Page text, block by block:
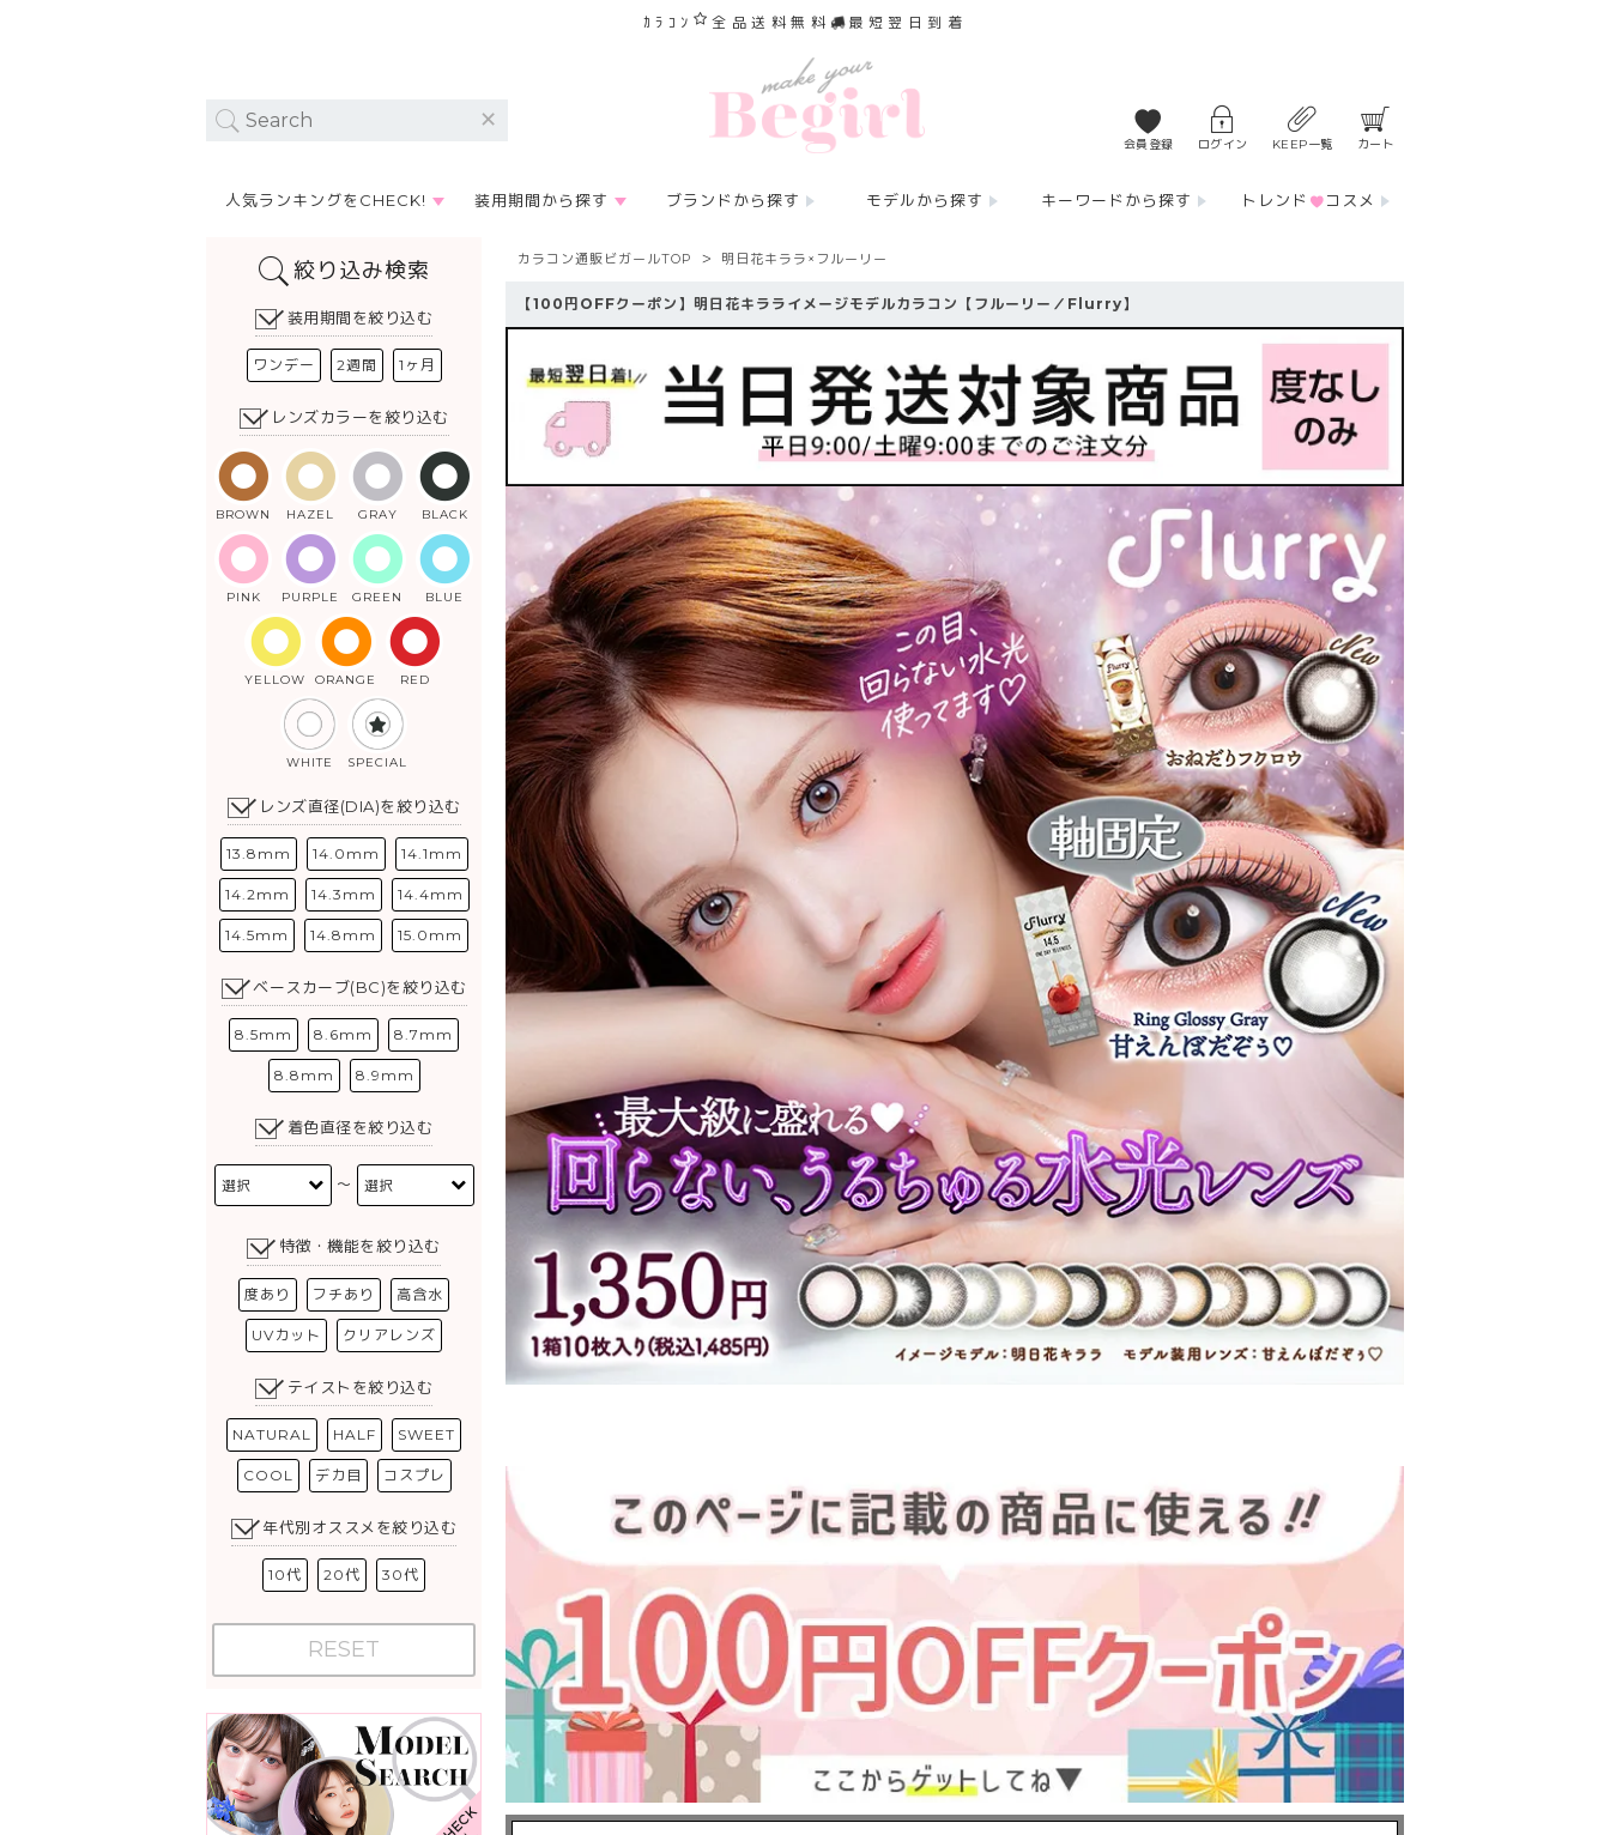
ｶﾗｺﾝ 全品送料無料 最短翌日到着
会員登録 ログイン KEEP一覧 カート
人気ランキングをCHECK! 装用期間から探す ブランドから探す モデルから探す キーワードから探す トレンド コスメ
絞り込み検索
装用期間を絞り込む
ワンデー 2週間 1ヶ月
レンズカラーを絞り込む
BROWN HAZEL GRAY BLACK
PINK PURPLE GREEN BLUE
YELLOW ORANGE RED
WHITE SPECIAL
レンズ直径(DIA)を絞り込む
13.8mm 14.0mm 14.1mm
14.2mm 14.3mm 14.4mm
14.5mm 14.8mm 15.0mm
ベースカーブ(BC)を絞り込む
8.5mm 8.6mm 8.7mm
8.8mm 8.9mm
着色直径を絞り込む
〜
特徴・機能を絞り込む
度あり フチあり 高含水
UVカット クリアレンズ
テイストを絞り込む
NATURAL HALF SWEET
COOL デカ目 コスプレ
年代別オススメを絞り込む
10代 20代 30代
RESET
カラコン通販ビガールTOP 明日花キララ×フルーリー
【100円OFFクーポン】明日花キラライメージモデルカラコン【フルーリー／Flurry】